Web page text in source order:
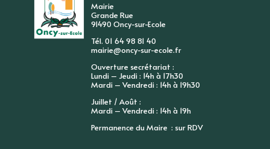
Mairie
Grande Rue
91490 Oncy-sur-Ecole
Tél. 01 64 98 81 40
mairie@oncy-sur-ecole.fr
Ouverture secrétariat :
Lundi – Jeudi : 14h à 17h30
Mardi – Vendredi : 14h à 19h30
Juillet / Août :
Mardi – Vendredi : 14h à 19h
Permanence du Maire : sur RDV